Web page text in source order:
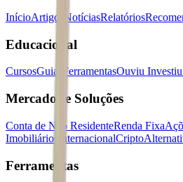
InícioArtigos NotíciasRelatórios
Educacional
CursosGuias FerramentasOuviu Investiu
Mercados e Soluções
Conta de Não ResidenteRenda Fixa
Imobiliários
InternacionalCripto
Ferramentas